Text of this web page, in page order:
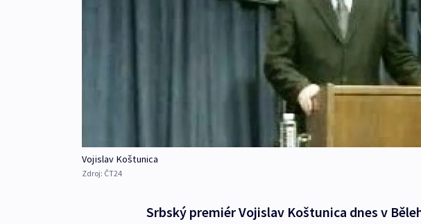
Vojislav Koštunica
Zdroj: ČT24
Srbský premiér Vojislav Koštunica dnes v